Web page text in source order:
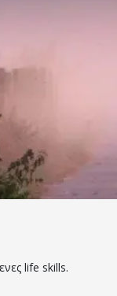
life skills.